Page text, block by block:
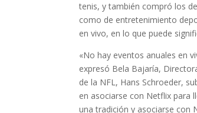
tenis, y también compró los
como de entretenimiento
en vivo, en lo que puede
«No hay eventos anuales en
expresó Bela Bajaría,
de la NFL, Hans Schroeder,
en asociarse con Netflix para
una tradición y asociarse con